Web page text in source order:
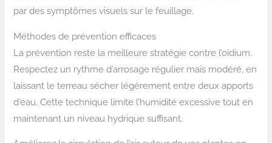
par des symptômes visuels sur le feuillage.
Méthodes de prévention efficaces
La prévention reste la meilleure stratégie contre l’oïdium.
Respectez un rythme d’arrosage régulier mais modéré, en
laissant le terreau sécher légèrement entre deux apports
d’eau. Cette technique limite l’humidité excessive tout en
maintenant un niveau hydrique suffisant.